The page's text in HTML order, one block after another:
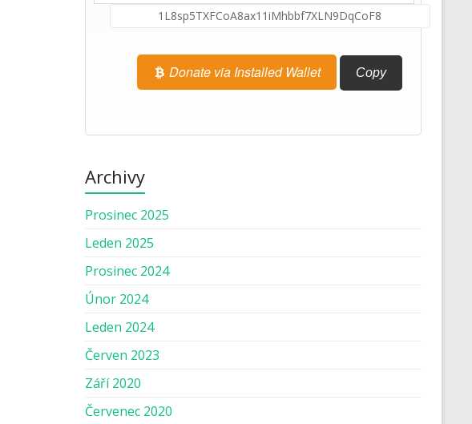
Donate via Installed Wallet Copy
Archivy
Prosinec 2025
Leden 2025
Prosinec 2024
Únor 2024
Leden 2024
Červen 2023
Září 2020
Červenec 2020